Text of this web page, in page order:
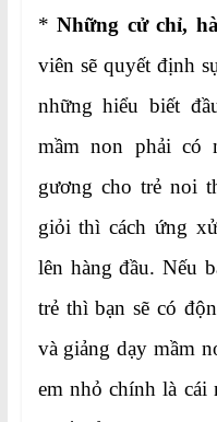
*Những cử chỉ,
viên sẽ quyết định
những hiểu biết
mầm non phải có
gương cho trẻ noi
giỏi thì cách ứng
lên hàng đầu. Nếu
trẻ thì bạn sẽ có
và giảng dạy mầm
em nhỏ chính là